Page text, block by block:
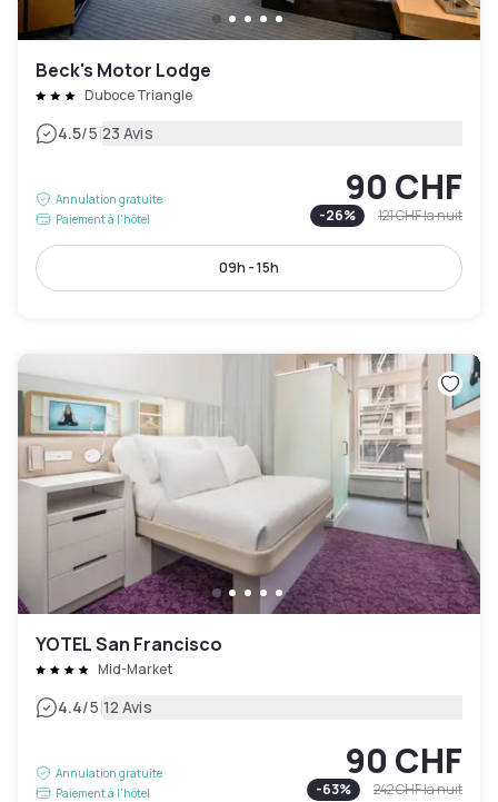
Beck's Motor Lodge
Duboce Triangle
4.5/5|23 Avis
Annulation gratuite
Paiement à l'hôtel
90 CHF
-26% 121 CHFla nuit
09h - 15h
YOTEL San Francisco
Mid-Market
4.4/5|12 Avis
Annulation gratuite
Paiement à l'hôtel
90 CHF
-63% 242 CHFla nuit